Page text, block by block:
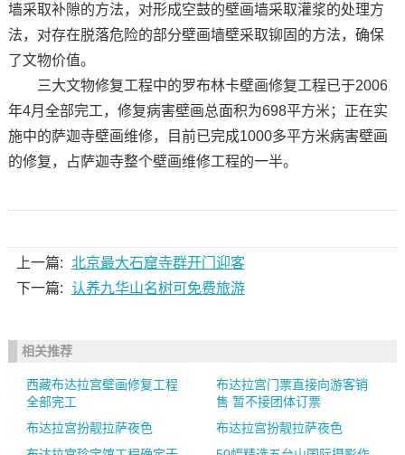
墙采取补隙的方法，对形成空鼓的壁画墙采取灌浆的处理方
法，对存在脱落危险的部分壁画墙壁采取铆固的方法，确保
了文物价值。
三大文物修复工程中的罗布林卡壁画修复工程已于2006
年4月全部完工，修复病害壁画总面积为698平方米；正在实
施中的萨迦寺壁画维修，目前已完成1000多平方米病害壁画
的修复，占萨迦寺整个壁画维修工程的一半。
上一篇: 北京最大石窟寺群开门迎客
下一篇: 认养九华山名树可免费旅游
相关推荐
西藏布达拉宫壁画修复工程
全部完工
布达拉宫门票直接向游客销
售 暂不接团体订票
布达拉宫扮靓拉萨夜色
布达拉宫扮靓拉萨夜色